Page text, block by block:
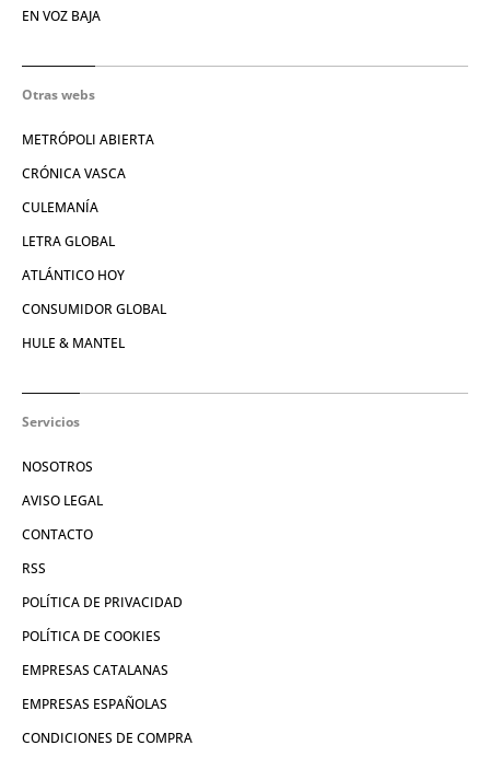
EN VOZ BAJA
Otras webs
METRÓPOLI ABIERTA
CRÓNICA VASCA
CULEMANÍA
LETRA GLOBAL
ATLÁNTICO HOY
CONSUMIDOR GLOBAL
HULE & MANTEL
Servicios
NOSOTROS
AVISO LEGAL
CONTACTO
RSS
POLÍTICA DE PRIVACIDAD
POLÍTICA DE COOKIES
EMPRESAS CATALANAS
EMPRESAS ESPAÑOLAS
CONDICIONES DE COMPRA